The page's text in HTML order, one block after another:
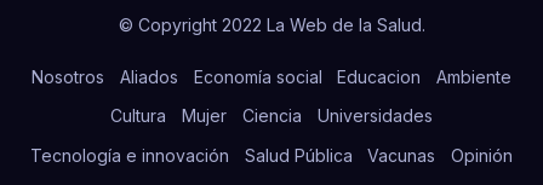
© Copyright 2022 La Web de la Salud.
Nosotros Aliados Economía social Educacion
Ambiente
Cultura
Mujer Ciencia
Universidades
Tecnología e innovación
Salud Pública Vacunas Opinión